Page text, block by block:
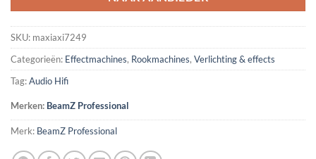
SKU: maxiaxi7249
Categorieën: Effectmachines, Rookmachines, Verlichting & effects
Tag:Audio Hifi
Merken: BeamZ Professional
Merk: BeamZ Professional